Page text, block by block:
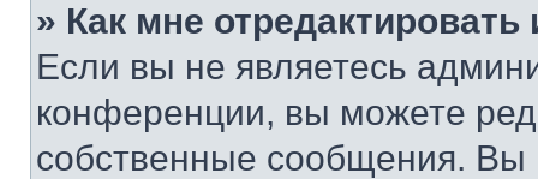
» Как мне
Если вы не являетесь
конференции, вы можете
собственные сообщения. Вы